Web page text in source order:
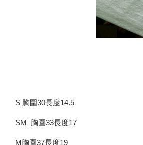
S 胸圍30長度14.5
SM 胸圍33長度17
M胸圍37長度19